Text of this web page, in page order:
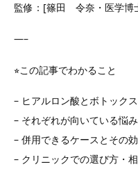
監修：[篠田 令奈・医学博
—–
⭐︎この記事でわかること
– ヒアルロン酸とボトック
– それぞれが向いている悩
– 併用できるケースとその
– クリニックでの選び方・
お問い合わせ
ONLINE SHOP